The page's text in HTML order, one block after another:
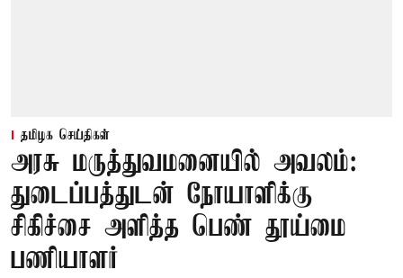
தமிழக செய்திகள்
அரசு மருத்துவமனையில் அவலம்:
துடைப்பத்துடன் நோயாளிக்கு
சிகிச்சை அளித்த பெண் தூய்மை
பணியாளர்